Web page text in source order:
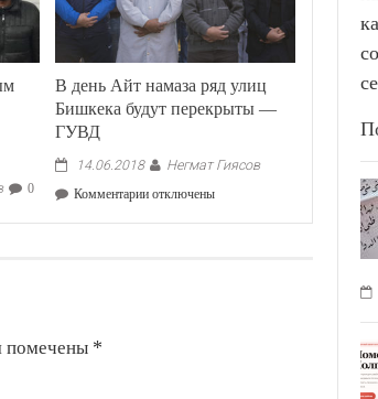
0
В день Айт намаза ряд улиц
Бишкека будут перекрыты —
ГУВД
14.06.2018 Негмат Гиясов
Комментариикотключены
помечены *